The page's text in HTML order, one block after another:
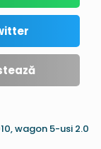
wagon 5-usi 2.0